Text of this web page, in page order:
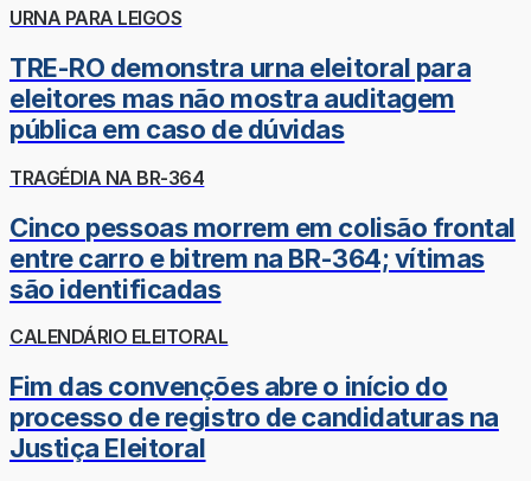
URNA PARA LEIGOS
TRE-RO demonstra urna eleitoral para
eleitores mas não mostra auditagem
pública em caso de dúvidas
TRAGÉDIA NA BR-364
Cinco pessoas morrem em colisão frontal
entre carro e bitrem na BR-364; vítimas
são identificadas
CALENDÁRIO ELEITORAL
Fim das convenções abre o início do
processo de registro de candidaturas na
Justiça Eleitoral